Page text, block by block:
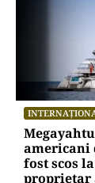
americani
fost scos
proprietar